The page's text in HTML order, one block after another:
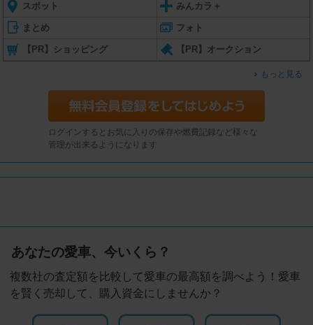
スポット みんカラ＋
まとめ フォト
【PR】ショッピング 【PR】オークション
もっと見る
ログインするとお気に入りの保存や燃費記録など様々な
管理が出来るようになります
あなたの愛車、今いくら？
複数社の査定額を比較して愛車の最高額を調べよう！愛車
を賢く売却して、購入資金にしませんか？